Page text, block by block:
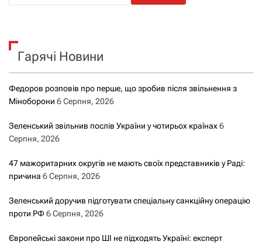
к
Гарячі Новини
Федоров розповів про перше, що зробив після звільнення з
Міноборони 6 Серпня, 2026
Зеленський звільнив послів України у чотирьох країнах 6
Серпня, 2026
47 мажоритарних округів не мають своїх представників у Раді:
причина 6 Серпня, 2026
Зеленський доручив підготувати спеціальну санкційну операцію
проти РФ6 Серпня, 2026
Європейські закони про ШІ не підходять Україні: експерт